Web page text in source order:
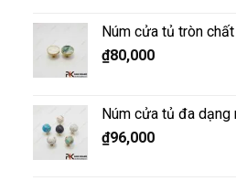
Núm cửa tủ tròn
₫80,000
Núm cửa tủ đa dạng
₫96,000